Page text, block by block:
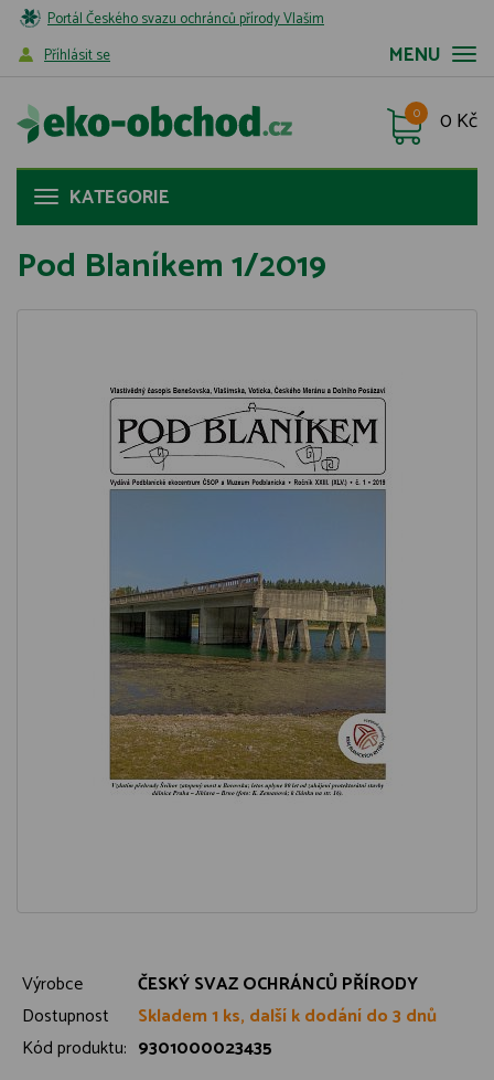
Portál Českého svazu ochránců přírody Vlašim
MENU
Příhlásit se
0 Kč
0
KATEGORIE
Pod Blaníkem 1/2019
Výrobce
ČESKÝ SVAZ OCHRÁNCŮ PŘÍRODY
Dostupnost
Skladem 1 ks, další k dodání do 3 dnů
Kód produktu: 9301000023435